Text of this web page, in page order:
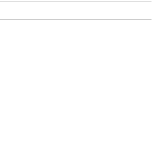
。素敵な箱と和紙で石を包んで
ざいました。
がとうございます。 実物を